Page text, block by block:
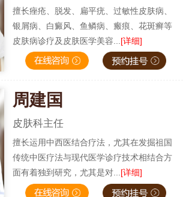
擅长痤疮、脱发、扁平疣、过敏性皮肤病、
银屑病、白癜风、鱼鳞病、瘢痕、花斑癣等
皮肤病诊疗及皮肤医学美容... [详细]
周建国
皮肤科主任
擅长运用中西医结合疗法，尤其在发掘祖国
传统中医疗法与现代医学诊疗技术相结合方
面有着独到研究，尤其是对...[详细]